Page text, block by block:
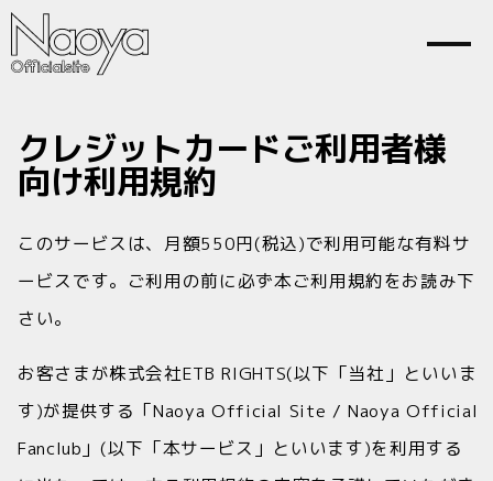
Home
News
Profile
クレジットカードご利用者様
向け利用規約
このサービスは、月額550円(税込)で利用可能な有料サ
ービスです。ご利用の前に必ず本ご利用規約をお読み下
さい。
お客さまが株式会社ETB RIGHTS(以下「当社」といいま
す)が提供する「Naoya Official Site / Naoya Official
Fanclub」(以下「本サービス」といいます)を利用する